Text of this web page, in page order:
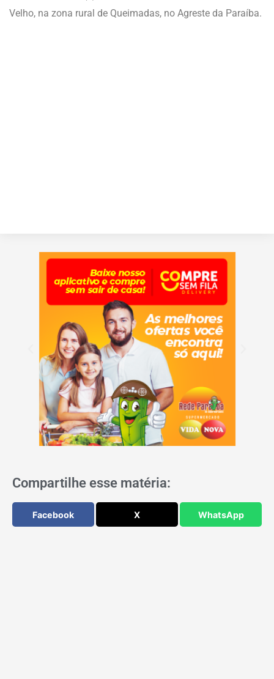
Velho, na zona rural de Queimadas, no Agreste da Paraíba.
Compartilhe esse matéria:
Facebook X WhatsApp